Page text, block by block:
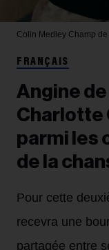
Colin Medley Champ
FRANÇAIS
Angine
Charlotte
parmi les
de la
Pour cette
recevra une
partagée entre